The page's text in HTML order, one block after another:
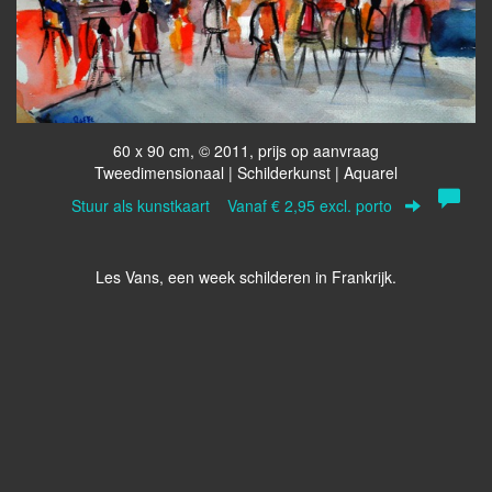
60 x 90 cm, © 2011, prijs op aanvraag
Tweedimensionaal | Schilderkunst | Aquarel
Stuur als kunstkaart Vanaf € 2,95 excl. porto
Les Vans, een week schilderen in Frankrijk.